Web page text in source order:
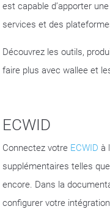
est capable d’apporter
services et des
Découvrez les outils,
faire plus avec wallee et
ECWID
Connectez votre ECWID à
supplémentaires telles
encore. Dans la
configurer votre